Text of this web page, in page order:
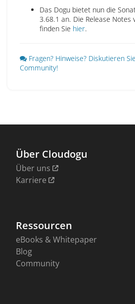
Das Dogu bietet nun die
3.68.1 an. Die Release Notes
finden Sie hier.
Fragen? Hinweise? Diskutieren
Community!